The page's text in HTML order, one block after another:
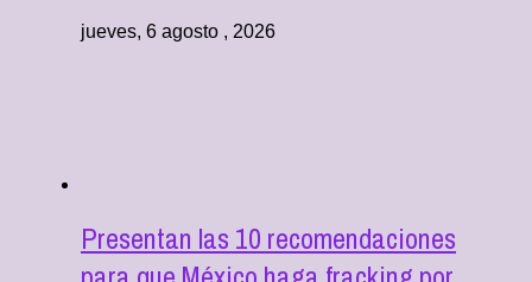
jueves, 6 agosto , 2026
Presentan las 10 recomendaciones